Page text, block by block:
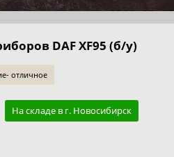
DAF XF95 (б/у)
отличное
На складе в г. Новосибирск